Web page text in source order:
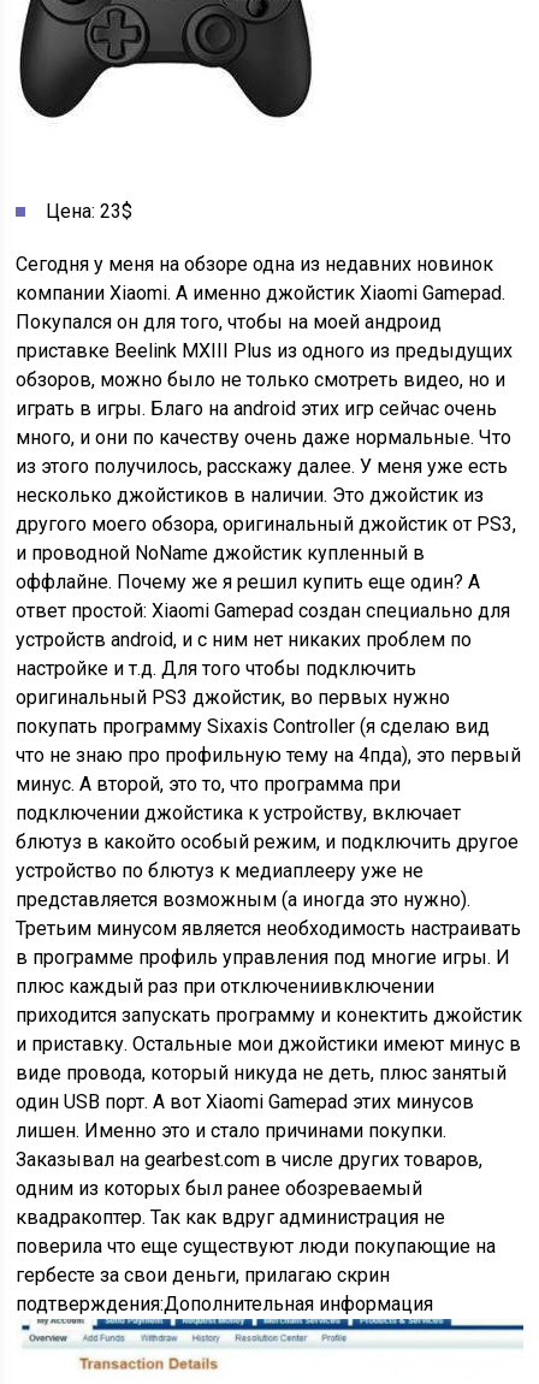
Цена: 23$
Сегодня у меня на обзоре одна из недавних новинок
компании Xiaomi. А именно джойстик Xiaomi Gamepad.
Покупался он для того, чтобы на моей андроид
приставке Beelink MXIII Plus из одного из предыдущих
обзоров, можно было не только смотреть видео, но и
играть в игры. Благо на android этих игр сейчас очень
много, и они по качеству очень даже нормальные. Что
из этого получилось, расскажу далее. У меня уже есть
несколько джойстиков в наличии. Это джойстик из
другого моего обзора, оригинальный джойстик от PS3,
и проводной NoName джойстик купленный в
оффлайне. Почему же я решил купить еще один? А
ответ простой: Xiaomi Gamepad создан специально для
устройств android, и с ним нет никаких проблем по
настройке и т.д. Для того чтобы подключить
оригинальный PS3 джойстик, во первых нужно
покупать программу Sixaxis Controller (я сделаю вид
что не знаю про профильную тему на 4пда), это первый
минус. А второй, это то, что программа при
подключении джойстика к устройству, включает
блютуз в какойто особый режим, и подключить другое
устройство по блютуз к медиаплееру уже не
представляется возможным (а иногда это нужно).
Третьим минусом является необходимость настраивать
в программе профиль управления под многие игры. И
плюс каждый раз при отключениивключении
приходится запускать программу и конектить джойстик
и приставку. Остальные мои джойстики имеют минус в
виде провода, который никуда не деть, плюс занятый
один USB порт. А вот Xiaomi Gamepad этих минусов
лишен. Именно это и стало причинами покупки.
Заказывал на gearbest.com в числе других товаров,
одним из которых был ранее обозреваемый
квадракоптер. Так как вдруг администрация не
поверила что еще существуют люди покупающие на
гербесте за свои деньги, прилагаю скрин
подтверждения:Дополнительная информация